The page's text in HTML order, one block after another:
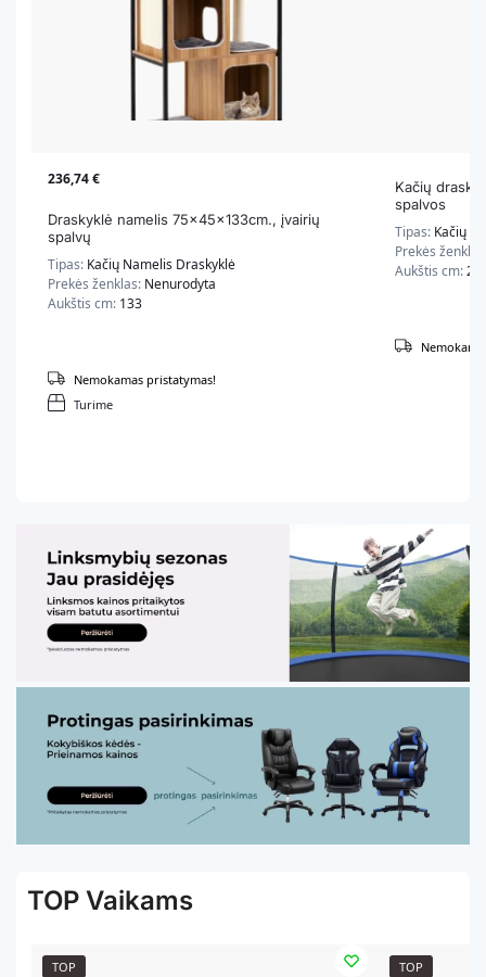
236,74€
Draskyklė namelis 75x45x133cm., įvairių
spalvų
Tipas: Kačių Namelis Draskyklė
Prekės ženklas: Nenurodyta
Aukštis cm: 133
Turime
Nemokamas pristatymas!
Kačių
spalvos
Tipas: Kačių
Prekės
Aukštis cm:
TOP Vaikams
TOP TOP